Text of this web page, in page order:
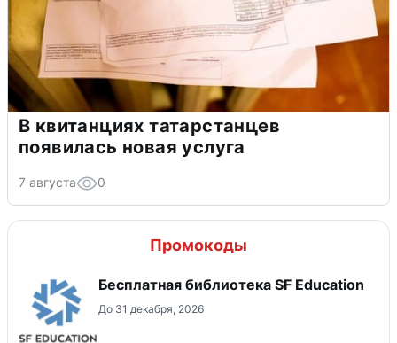
В квитанциях татарстанцев
появилась новая услуга
7 августа 0
Промокоды
Бесплатная библиотека SF Education
До 31 декабря, 2026